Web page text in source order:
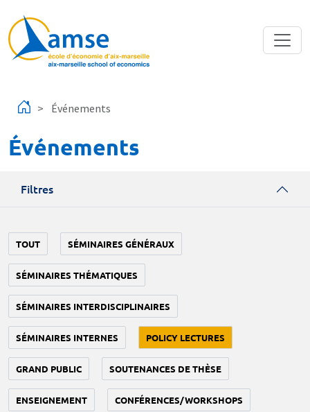
Événements
Événements
Filtres
TOUT SÉMINAIRES GÉNÉRAUX
SÉMINAIRES THÉMATIQUES
SÉMINAIRES INTERDISCIPLINAIRES
SÉMINAIRES INTERNES POLICY LECTURES
GRAND PUBLIC SOUTENANCES DE THÈSE
ENSEIGNEMENT CONFÉRENCES/WORKSHOPS